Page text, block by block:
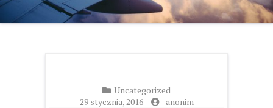
Uncategorized
-29 stycznia, 2016 -anonim